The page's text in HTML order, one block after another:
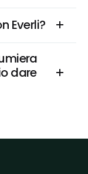
Everli?
dare